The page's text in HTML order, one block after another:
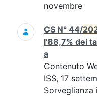
novembre
CS N° 44/
l’88,7% dei
a
Contenuto
ISS, 17
Sorveglianza